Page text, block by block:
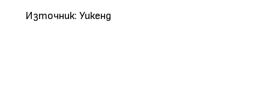
Източник: Уикенд